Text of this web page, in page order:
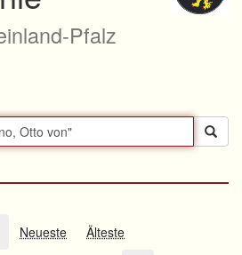
Pfalz
Neueste
Älteste